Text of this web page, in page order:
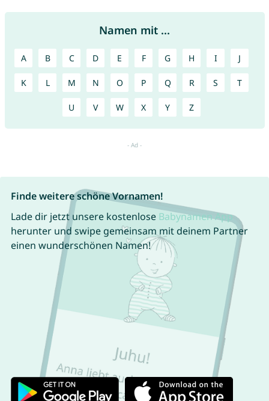
Namen mit ...
A B C D E F G H I J
K L M N O P Q R S T
U V W X Y Z
Finde weitere schöne Vornamen!
Lade dir jetzt unsere kostenlose Babynamen App
herunter und swipe gemeinsam mit deinem Partner
einen wunderschönen Namen!